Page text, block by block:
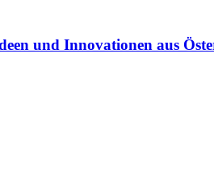
und Innovationen aus